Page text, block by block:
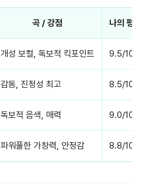
곡 / 강점 나의 평
개성 보컬, 독보적 킥포인트 9.5/10
감동, 진정성 최고 8.5/10
독보적 음색, 매력 9.0/10
파워풀한 가창력, 안정감 8.8/10